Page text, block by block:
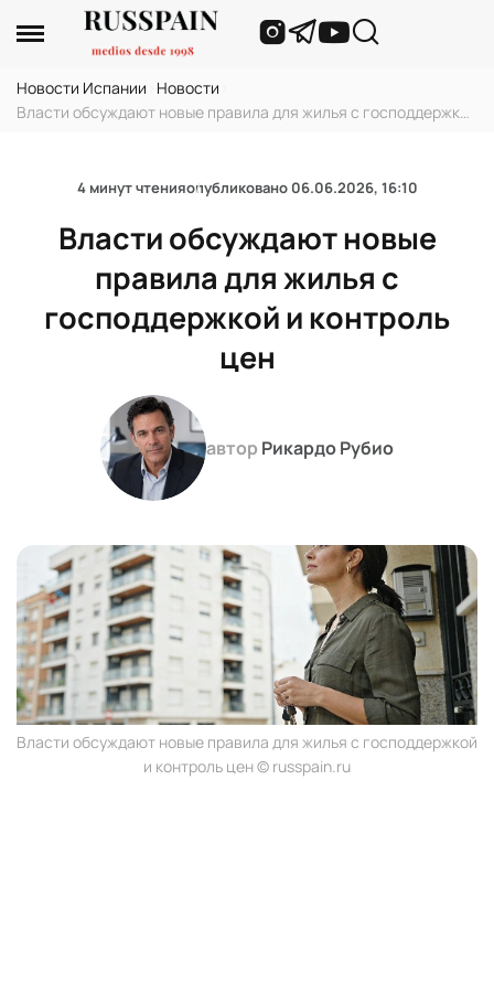
Новости Испании Новости
Власти обсуждают новые правила для жилья с господдержкой
4 минут чтенияопубликовано 06.06.2026, 16:10
Власти обсуждают новые
правила для жилья с
господдержкой и контроль
цен
автор Рикардо Рубио
Власти обсуждают новые правила для жилья с господдержкой
и контроль цен © russpain.ru